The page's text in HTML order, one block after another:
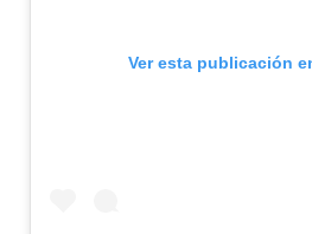
Ver esta publicación